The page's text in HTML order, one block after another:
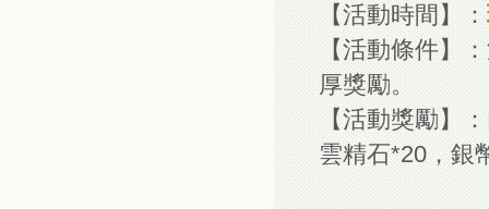
【活動時間】：
【活動條件】
厚獎勵。
【活動獎勵】
雲精石*20，銀